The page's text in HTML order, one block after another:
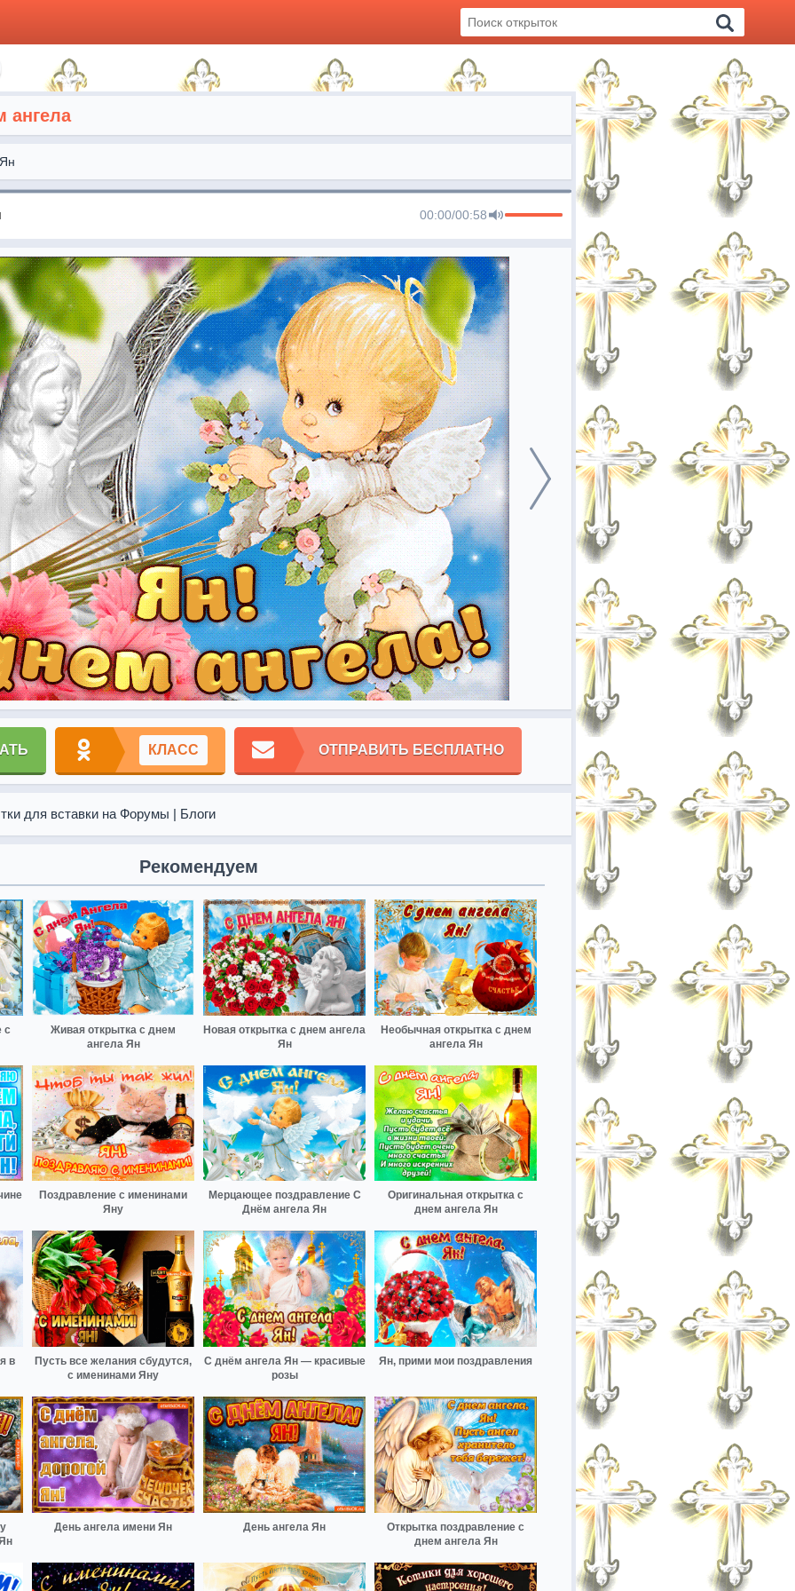
ангела
Ян
00:00/00:58
КЛАСС ОТПРАВИТЬ БЕСПЛАТНО
для вставки на Форумы | Блоги
Рекомендуем
с
Живая открытка с днем
ангела Ян
Новая открытка с днем ангела
Ян
Необычная открытка с днем
ангела Ян
Поздравление с именинами
Яну
Мерцающее поздравление С
Днём ангела Ян
Оригинальная открытка с
днем ангела Ян
в
Пусть все желания сбудутся,
с именинами Яну
С днём ангела Ян — красивые
розы
Ян, прими мои поздравления
День ангела имени Ян День ангела Ян
Открытка поздравление с
днем ангела Ян